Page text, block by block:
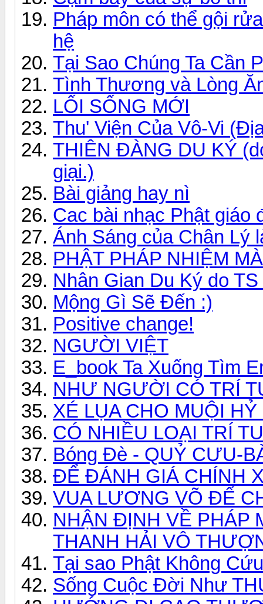
Pháp môn có thể gội
hệ
Tại Sao Chúng Ta Cần
Tình Thương và Lòng
LỐI SỐNG MỚI
Thu' Viện Của Vô-Vi
THIÊN ĐÀNG DU KÝ
giại.)
Bài giảng hay nì
Cac bài nhạc Phật giáo
Ánh Sáng của Chân Lý
PHẬT PHÁP NHIỆM
Nhân Gian Du Ký do
Mộng Gì Sẽ Đến :)
Positive change!
NGƯỜI VIỆT
E_book Ta Xuống Tìm
NHƯ NGƯỜI CÓ TRÍ
XÉ LỤA CHO MUỘI
CÓ NHIỀU LOẠI TRÍ
Bóng Đè - QUỶ CƯU-
ĐỂ ĐÁNH GIÁ CHÍNH
VUA LƯƠNG VÕ ĐẾ
NHẬN ĐỊNH VỀ PHÁP
THANH HẢI VÔ
Tại sao Phật Không
Sống Cuộc Đời Như